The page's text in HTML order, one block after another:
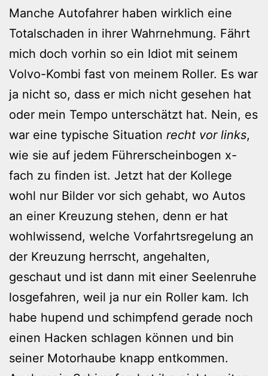
Manche Autofahrer haben wirklich eine
Totalschaden in ihrer Wahrnehmung. Fährt
mich doch vorhin so ein Idiot mit seinem
Volvo-Kombi fast von meinem Roller. Es war
ja nicht so, dass er mich nicht gesehen hat
oder mein Tempo unterschätzt hat. Nein, es
war eine typische Situation recht vor links,
wie sie auf jedem Führerscheinbogen x-
fach zu finden ist. Jetzt hat der Kollege
wohl nur Bilder vor sich gehabt, wo Autos
an einer Kreuzung stehen, denn er hat
wohlwissend, welche Vorfahrtsregelung an
der Kreuzung herrscht, angehalten,
geschaut und ist dann mit einer Seelenruhe
losgefahren, weil ja nur ein Roller kam. Ich
habe hupend und schimpfend gerade noch
einen Hacken schlagen können und bin
seiner Motorhaube knapp entkommen.